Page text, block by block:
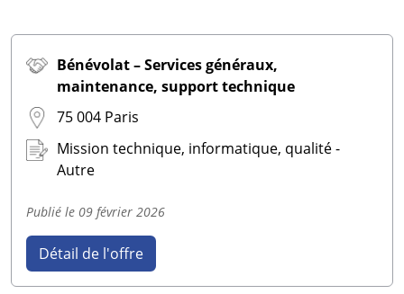
Bénévolat – Services généraux,
maintenance, support technique
75 004 Paris
Mission technique, informatique, qualité -
Autre
Publié le 09 février 2026
Détail de l'offre